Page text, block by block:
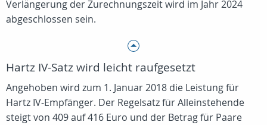
Verlängerung der Zurechnungszeit wird im Jahr 2024
abgeschlossen sein.
Hartz IV-Satz wird leicht raufgesetzt
Angehoben wird zum 1. Januar 2018 die Leistung für
Hartz IV-Empfänger. Der Regelsatz für Alleinstehende
steigt von 409 auf 416 Euro und der Betrag für Paare